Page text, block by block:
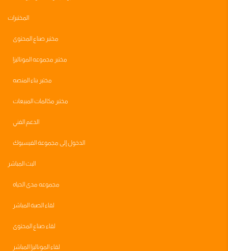
المختبرات
مختبر صناع المحتوى
مختبر مجموعه الموناليزا
مختبر بناء المنصه
مختبر مكالمات المبيعات
الدعم الفني
الدخول إلى مجموعة الفيسبوك
البث المباشر
مجموعه مدى الحياه
لقاء الصبة المباشر
لقاء صناع المحتوى
لقاء الموناليزا المباشر